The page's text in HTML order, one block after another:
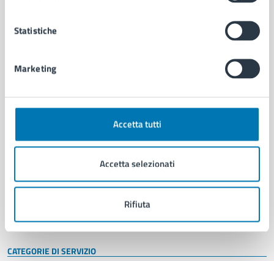
Statistiche
Marketing
Accetta tutti
Accetta selezionati
Rifiuta
Comune di Napoli
AMMINISTRAZIONE
Organi di governo
Enti e fondazioni
Personale amministrativo
Intranet, posta aziendale e protocollo
CATEGORIE DI SERVIZIO